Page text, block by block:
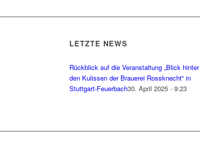
LETZTE NEWS
Rückblick auf die Veranstaltung „Blick hinter
den Kulissen der Brauerei Rossknecht“ in
Stuttgart-Feuerbach30. April 2025 - 9:23